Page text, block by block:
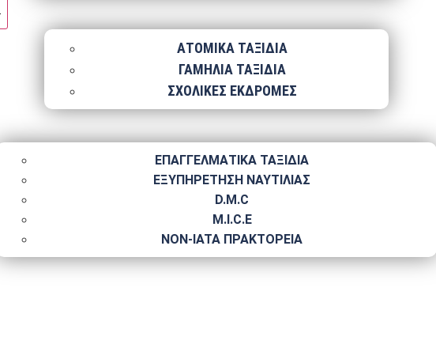
ΑΤΟΜΙΚΑ ΤΑΞΙΔΙΑ
ΓΑΜΗΛΙΑ ΤΑΞΙΔΙΑ
ΣΧΟΛΙΚΕΣ ΕΚΔΡΟΜΕΣ
ΕΠΑΓΓΕΛΜΑΤΙΚΑ ΤΑΞΙΔΙΑ
ΕΞΥΠΗΡΕΤΗΣΗ ΝΑΥΤΙΛΙΑΣ
D.M.C
M.I.C.E
NΟΝ-IATA ΠΡΑΚΤΟΡΕΙΑ